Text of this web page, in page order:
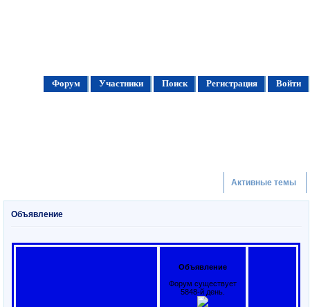
Форум Участники Поиск Регистрация Войти
Активные темы
Объявление
Объявление
Форум существует
5848-й день.